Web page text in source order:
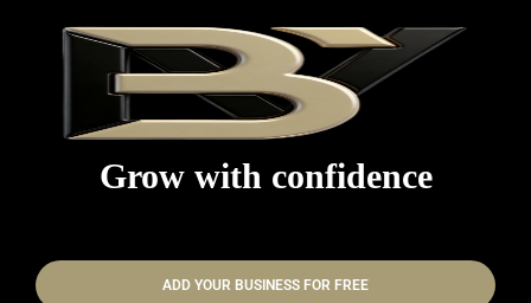
Grow with confidence
ADD YOUR BUSINESS FOR FREE